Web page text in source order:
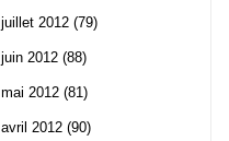
juillet 2012 (79)
juin 2012 (88)
mai 2012 (81)
avril 2012 (90)